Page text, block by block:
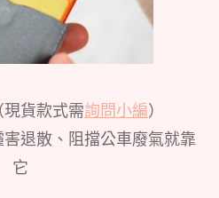
現貨款式需詢問小編）
退散、阻擋公車廢氣就靠
它